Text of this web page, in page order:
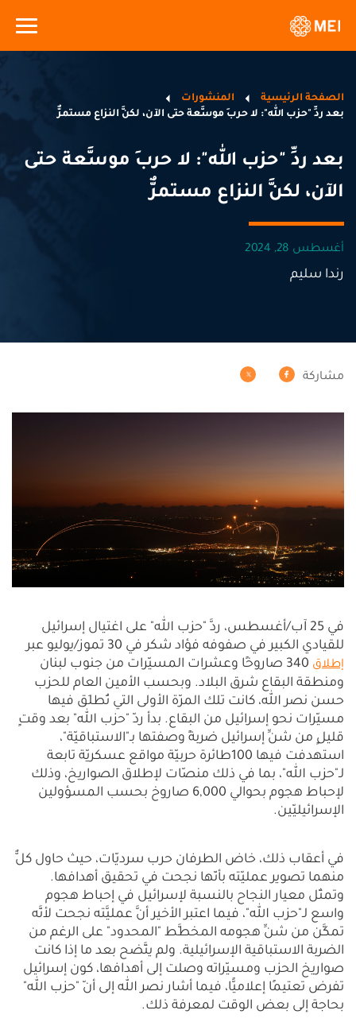
الصفحة الرئيسية
المنشورات
بعد ردِّ "حزب الله": لا حربَ موسَّعة حتى الآن، لكنَّ النزاع مستمرٌّ
بعد ردِّ "حزب الله": لا حربَ موسَّعة حتى
الآن، لكنَّ النزاع مستمرٌّ
أغسطس 28, 2024
رندا سليم
مشاركة
في 25 آب/أغسطس، ردَّ "حزب الله" على اغتيال إسرائيل
للقيادي الكبير في صفوفه فؤاد شكر في 30 تموز/يوليو عبر
إطلاق
340 صاروخًا وعشرات المسيّرات من جنوب لبنان
ومنطقة البقاع شرق البلاد. وبحسب الأمين العام للحزب
حسن نصر الله، كانت تلك المرّة الأولى التي تُطلَق فيها
مسيّرات نحو إسرائيل من البقاع. بدأ ردّ "حزب الله" بعد وقتٍ
قليلٍ من شنِّ إسرائيل ضربةً وصفتها بـ"الاستباقيّة"،
استهدفت فيها 100طائرة حربيّة مواقع عسكريّة تابعة
لـ"حزب الله"، بما في ذلك منصّات لإطلاق الصواريخ، وذلك
لإحباط هجوم بحوالي 6,000 صاروخ بحسب المسؤولين
الإسرائيليّين.
في أعقاب ذلك، خاض الطرفان حرب سرديّات، حيث حاول كلٌّ
منهما تصوير عمليّته بأنّها نجحت في تحقيق أهدافها.
وتمثّل معيار النجاح بالنسبة لإسرائيل في إحباط هجوم
واسع لـ"حزب الله"، فيما اعتبر الأخير أنَّ عمليَّته نجحت لأنَّه
تمكَّن من شنِّ هجومه المخطَّط "المحدود" على الرغم من
الضربة الاستباقية الإسرائيلية. ولم يتَّضح بعد ما إذا كانت
صواريخ الحزب ومسيّراته وصلت إلى أهدافها، كون إسرائيل
تفرض تعتيمًا إعلاميًّا، فيما أشار نصر الله إلى أنّ "حزب الله"
بحاجة إلى بعض الوقت لمعرفة ذلك.